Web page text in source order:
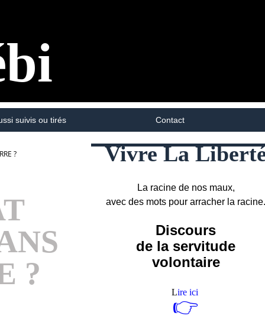
suivis ou tirés Contact
?
?
Vivre La
La racine de nos maux,
avec des mots pour arracher la racine.
Discours
de la servitude
volontaire
Lire ici
👉